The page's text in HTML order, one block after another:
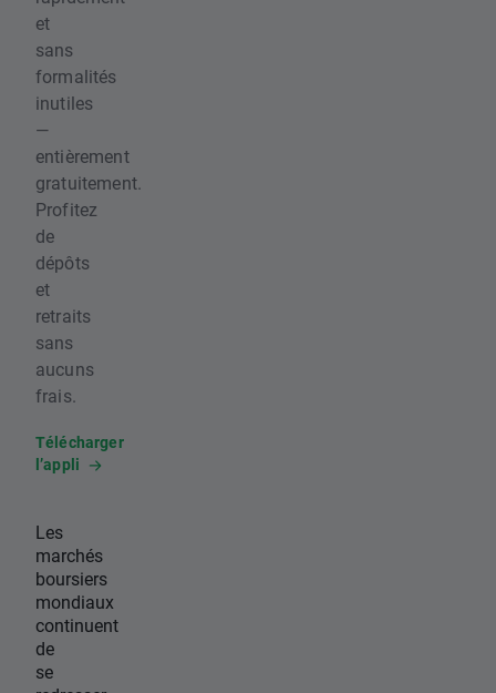
et
sans
formalités
inutiles
—
entièrement
gratuitement.
Profitez
de
dépôts
et
retraits
sans
aucuns
frais.
Télécharger
l’appli
Les
marchés
boursiers
mondiaux
continuent
de
se